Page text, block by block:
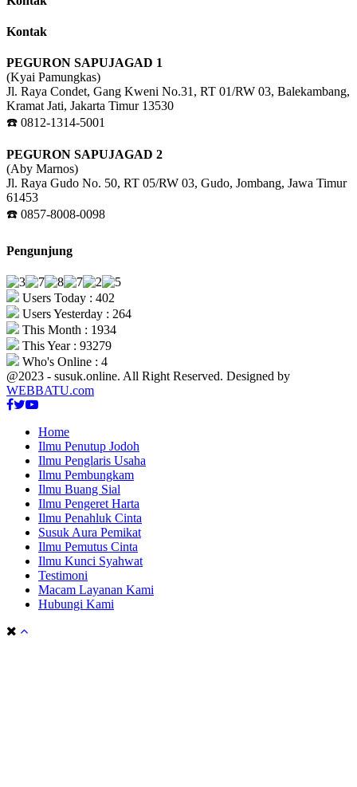
Kontak
PEGURON SAPUJAGAD 1
(Kyai Pamungkas)
Jl. Raya Condet, Gang Kweni No.31, RT 01/RW 03, Balekambang,
Kramat Jati, Jakarta Timur 13530
☎️ 0812-1314-5001
PEGURON SAPUJAGAD 2
(Aby Marnos)
Jl. Raya Gudo No. 50, RT 05/RW 03, Gudo, Jombang, Jawa Timur
61453
☎️ 0857-8008-0098
Pengunjung
Users Today : 402
Users Yesterday : 264
This Month : 1934
This Year : 93279
Who's Online : 4
@2023 - susuk.online. All Right Reserved. Designed by
WEBBATU.com
Facebook
Twitter
Youtube
Home
Ilmu Penutup Jodoh
Ilmu Penglaris Usaha
Ilmu Pembungkam
Ilmu Buang Sial
Ilmu Pengeret Harta
Ilmu Penahluk Cinta
Susuk Aura Pemikat
Ilmu Pemutus Cinta
Ilmu Kunci Syahwat
Testimoni
Macam Layanan Kami
Hubungi Kami